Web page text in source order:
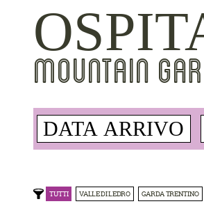
MOUNTAIN
TUTTI VALLE DI LEDRO GARDA TRENTINO